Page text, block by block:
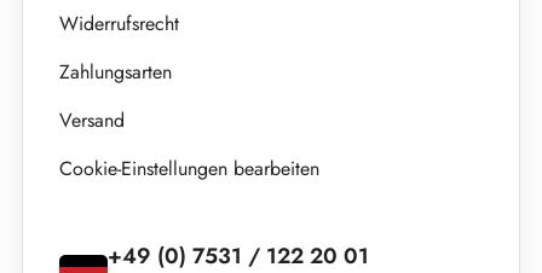
Widerrufsrecht
Zahlungsarten
Versand
Cookie-Einstellungen bearbeiten
+49 (0) 7531 / 122 20 01